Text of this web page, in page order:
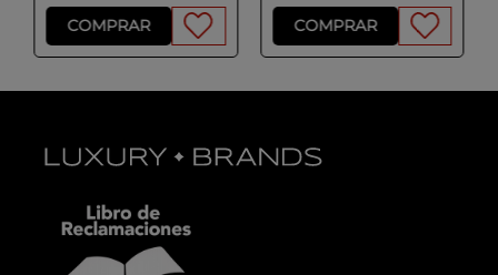
COMPRAR COMPRAR